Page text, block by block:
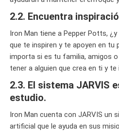
2.2. Encuentra
Iron Man tiene a Pepper Potts,
que te inspiren y te apoyen en tu
importa si es tu familia, amigos
tener a alguien que crea en ti y te
2.3. El sistema JARVIS
estudio.
Iron Man cuenta con JARVIS un
artificial que le ayuda en sus